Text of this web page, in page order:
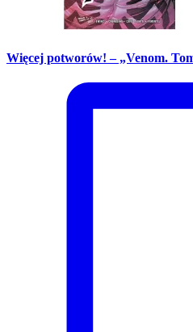
Więcej potworów! – „Venom.